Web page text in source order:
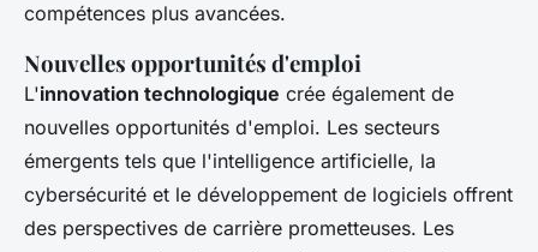
compétences plus avancées.
Nouvelles opportunités d'emploi
L'innovation technologique crée également de
nouvelles opportunités d'emploi. Les secteurs
émergents tels que l'intelligence artificielle, la
cybersécurité et le développement de logiciels offrent
des perspectives de carrière prometteuses. Les